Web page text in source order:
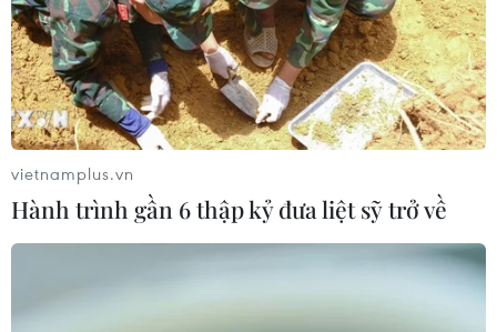
vietnamplus.vn
Hành trình gần 6 thập kỷ đưa liệt sỹ trở về